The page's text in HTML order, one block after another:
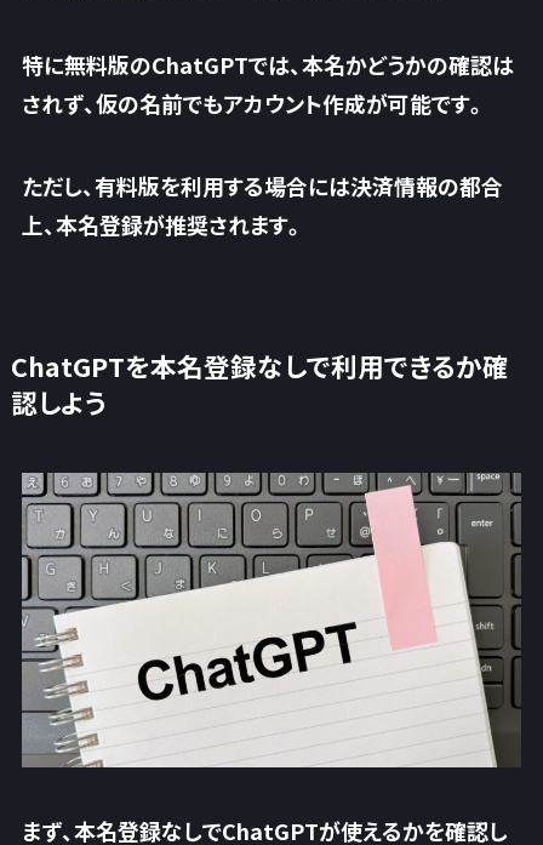
特に無料版のChatGPTでは、本名かどうかの確認は
されず、仮の名前でもアカウント作成が可能です。
ただし、有料版を利用する場合には決済情報の都合
上、本名登録が推奨されます。
ChatGPTを本名登録なしで利用できるか確
認しよう
まず、本名登録なしでChatGPTが使えるかを確認し